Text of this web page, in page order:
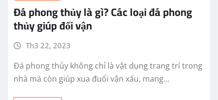
Đá phong thủy là gì? Các loại đá phong
thủy giúp đổi vận
Th3 22, 2023
Đá phong thủy không chỉ là vật dụng trang trí trong
nhà mà còn giúp xua đuổi vận xấu, mang…